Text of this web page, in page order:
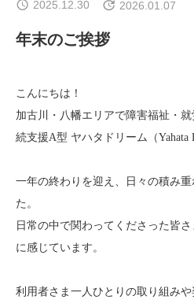
2025.12.30 2026.01.07
年末のご挨拶
こんにちは！
加古川・八幡エリアで障害福祉・
続支援A型 ヤハタドリーム（Yahata
一年の終わりを迎え、日々の積み
た。
日常の中で関わってくださった皆
に感じています。
利用者さま一人ひとりの取り組み